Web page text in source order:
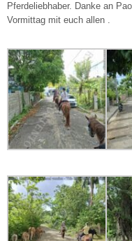
Pferdeliebhaber. Danke an
Vormittag mit euch allen .